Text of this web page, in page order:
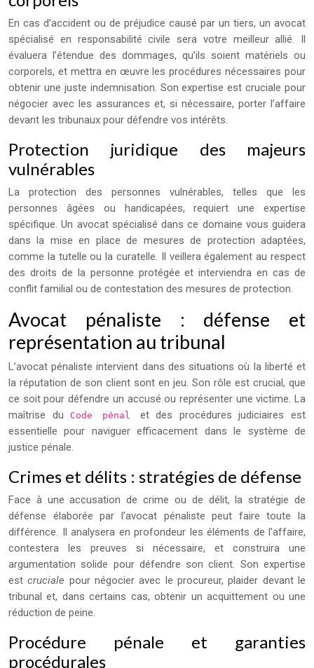
En cas d’accident ou de préjudice causé par un tiers, un avocat
spécialisé en responsabilité civile sera votre meilleur allié. Il
évaluera l’étendue des dommages, qu’ils soient matériels ou
corporels, et mettra en œuvre les procédures nécessaires pour
obtenir une juste indemnisation. Son expertise est cruciale pour
négocier avec les assurances et, si nécessaire, porter l’affaire
devant les tribunaux pour défendre vos intérêts.
Protection juridique des majeurs
vulnérables
La protection des personnes vulnérables, telles que les
personnes âgées ou handicapées, requiert une expertise
spécifique. Un avocat spécialisé dans ce domaine vous guidera
dans la mise en place de mesures de protection adaptées,
comme la tutelle ou la curatelle. Il veillera également au respect
des droits de la personne protégée et interviendra en cas de
conflit familial ou de contestation des mesures de protection.
Avocat pénaliste : défense et
représentation au tribunal
L’avocat pénaliste intervient dans des situations où la liberté et
la réputation de son client sont en jeu. Son rôle est crucial, que
ce soit pour défendre un accusé ou représenter une victime. La
maîtrise du
Code pénal et des procédures judiciaires est
essentielle pour naviguer efficacement dans le système de
justice pénale.
Crimes et délits : stratégies de défense
Face à une accusation de crime ou de délit, la stratégie de
défense élaborée par l’avocat pénaliste peut faire toute la
différence. Il analysera en profondeur les éléments de l’affaire,
contestera les preuves si nécessaire, et construira une
argumentation solide pour défendre son client. Son expertise
estcruciale pour négocier avec le procureur, plaider devant le
tribunal et, dans certains cas, obtenir un acquittement ou une
réduction de peine.
Procédure pénale et garanties
procédurales